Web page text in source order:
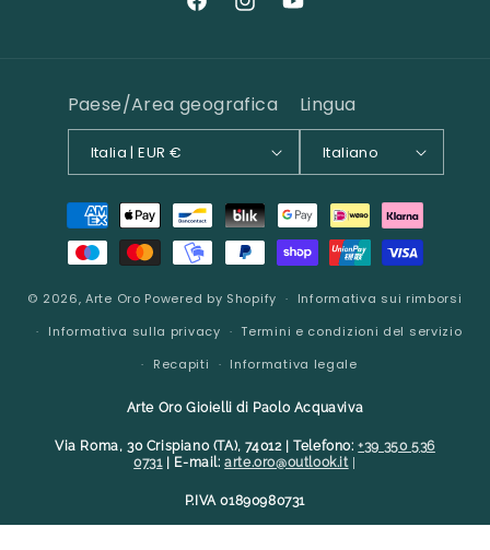
FacebookInstagramYouTube
Paese/Area geografica
Italia | EUR €
Lingua
Italiano
Metodi
pagamento
© 2026,Arte Oro Powered by Shopify
Informativa sui rimborsi
Informativa sulla privacy
Termini e condizioni del servizio
Recapiti
Informativa legale
Arte Oro Gioielli di Paolo Acquaviva
Via Roma, 30 Crispiano (TA), 74012 | Telefono:+39 350 536
0731| E-mail:arte.oro@outlook.it|
P.IVA 01890980731